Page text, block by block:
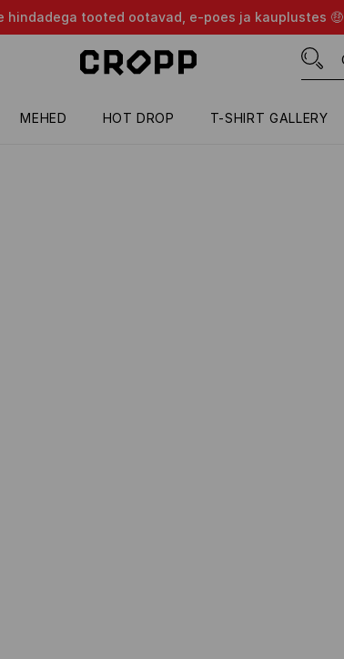
hindadega tooted ootavad, e-poes ja kauplustes 🤑
MEHED HOT DROP T-SHIRT GALLERY